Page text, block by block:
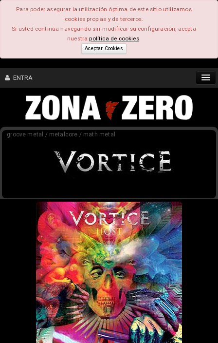
Para poder asegurar la utilización óptima de este sitio utilizamos
cookies propias y de terceros.
Si usted continúa navegando sin modificar su configuración, acepta
nuestrapolítica de cookies.
Aceptar Cookies
ENTRA
CONTENIDO
COMUNIDAD
groove metal / metalcore / math metal